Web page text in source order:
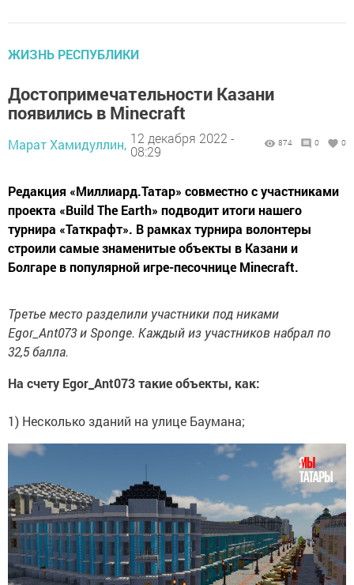
ЖИЗНЬ РЕСПУБЛИКИ
Достопримечательности Казани
появились в Minecraft
Марат Хамидуллин, 12 декабря 2022 -
08:29
874 0 0
Редакция «Миллиард.Татар» совместно с участниками
проекта «Build The Earth» подводит итоги нашего
турнира «Таткрафт». В рамках турнира волонтеры
строили самые знаменитые объекты в Казани и
Болгаре в популярной игре-песочнице Minecraft.
Третье место разделили участники под никами
Egor_Ant073 и Sponge. Каждый из участников набрал по
32,5 балла.
На счету Egor_Ant073 такие объекты, как:
1) Несколько зданий на улице Баумана;